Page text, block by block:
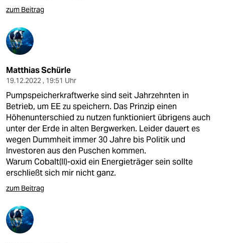
zum Beitrag
Matthias Schürle
19.12.2022 , 19:51 Uhr
Pumpspeicherkraftwerke sind seit Jahrzehnten in
Betrieb, um EE zu speichern. Das Prinzip einen
Höhenunterschied zu nutzen funktioniert übrigens auch
unter der Erde in alten Bergwerken. Leider dauert es
wegen Dummheit immer 30 Jahre bis Politik und
Investoren aus den Puschen kommen.
Warum Cobalt(II)-oxid ein Energieträger sein sollte
erschließt sich mir nicht ganz.
zum Beitrag